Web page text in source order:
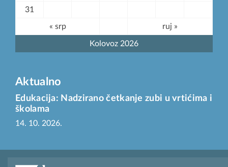
Kolovoz 2026
31
« srp ruj »
Aktualno
Edukacija: Nadzirano četkanje zubi u vrtićima i
školama
14. 10. 2026.